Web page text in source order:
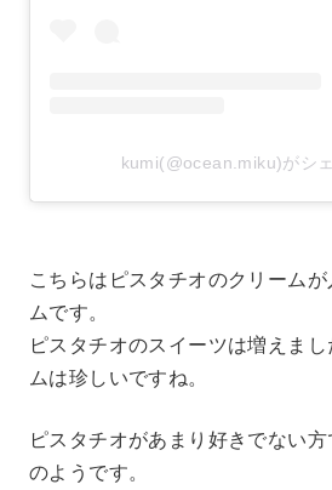
kumi(@ocean.miku)がシ
こちらはピスタチオのクリーム
ムです。
ピスタチオのスイーツは増えま
ムは珍しいですね。
ピスタチオがあまり好きでない
のようです。